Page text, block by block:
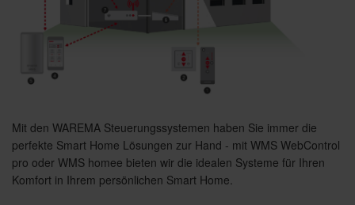
Mit den WAREMA Steuerungssystemen haben Sie immer die
perfekte Smart Home Lösungen zur Hand - mit WMS WebControl
pro oder WMS homee bieten wir die idealen Systeme für Ihren
Komfort in Ihrem persönlichen Smart Home.